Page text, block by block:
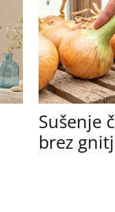
Sušenje
brez